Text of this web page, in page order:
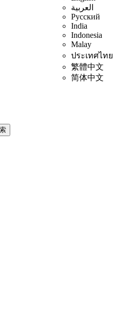
العربية
Русский
India
Indonesia
Malay
ประเทศไทย
繁體中文
简体中文